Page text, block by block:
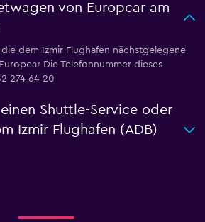
von Europcar am
die dem Izmir Flughafen nächstgelegene
Die Telefonnummer dieses
274 64 20
Shuttle-Service oder
Izmir Flughafen (ADB)